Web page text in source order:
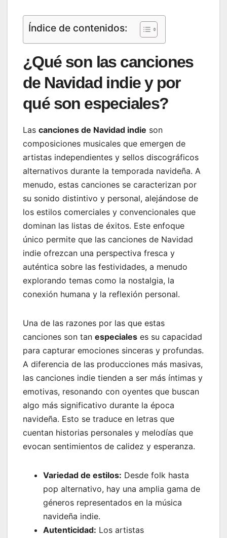
Índice de contenidos:
¿Qué son las canciones
de Navidad indie y por
qué son especiales?
Las canciones de Navidad indie son
composiciones musicales que emergen de
artistas independientes y sellos discográficos
alternativos durante la temporada navideña. A
menudo, estas canciones se caracterizan por
su sonido distintivo y personal, alejándose de
los estilos comerciales y convencionales que
dominan las listas de éxitos. Este enfoque
único permite que las canciones de Navidad
indie ofrezcan una perspectiva fresca y
auténtica sobre las festividades, a menudo
explorando temas como la nostalgia, la
conexión humana y la reflexión personal.
Una de las razones por las que estas
canciones son tan especiales es su capacidad
para capturar emociones sinceras y profundas.
A diferencia de las producciones más masivas,
las canciones indie tienden a ser más íntimas y
emotivas, resonando con oyentes que buscan
algo más significativo durante la época
navideña. Esto se traduce en letras que
cuentan historias personales y melodías que
evocan sentimientos de calidez y esperanza.
Variedad de estilos: Desde folk hasta
pop alternativo, hay una amplia gama de
géneros representados en la música
navideña indie.
Autenticidad: Los artistas